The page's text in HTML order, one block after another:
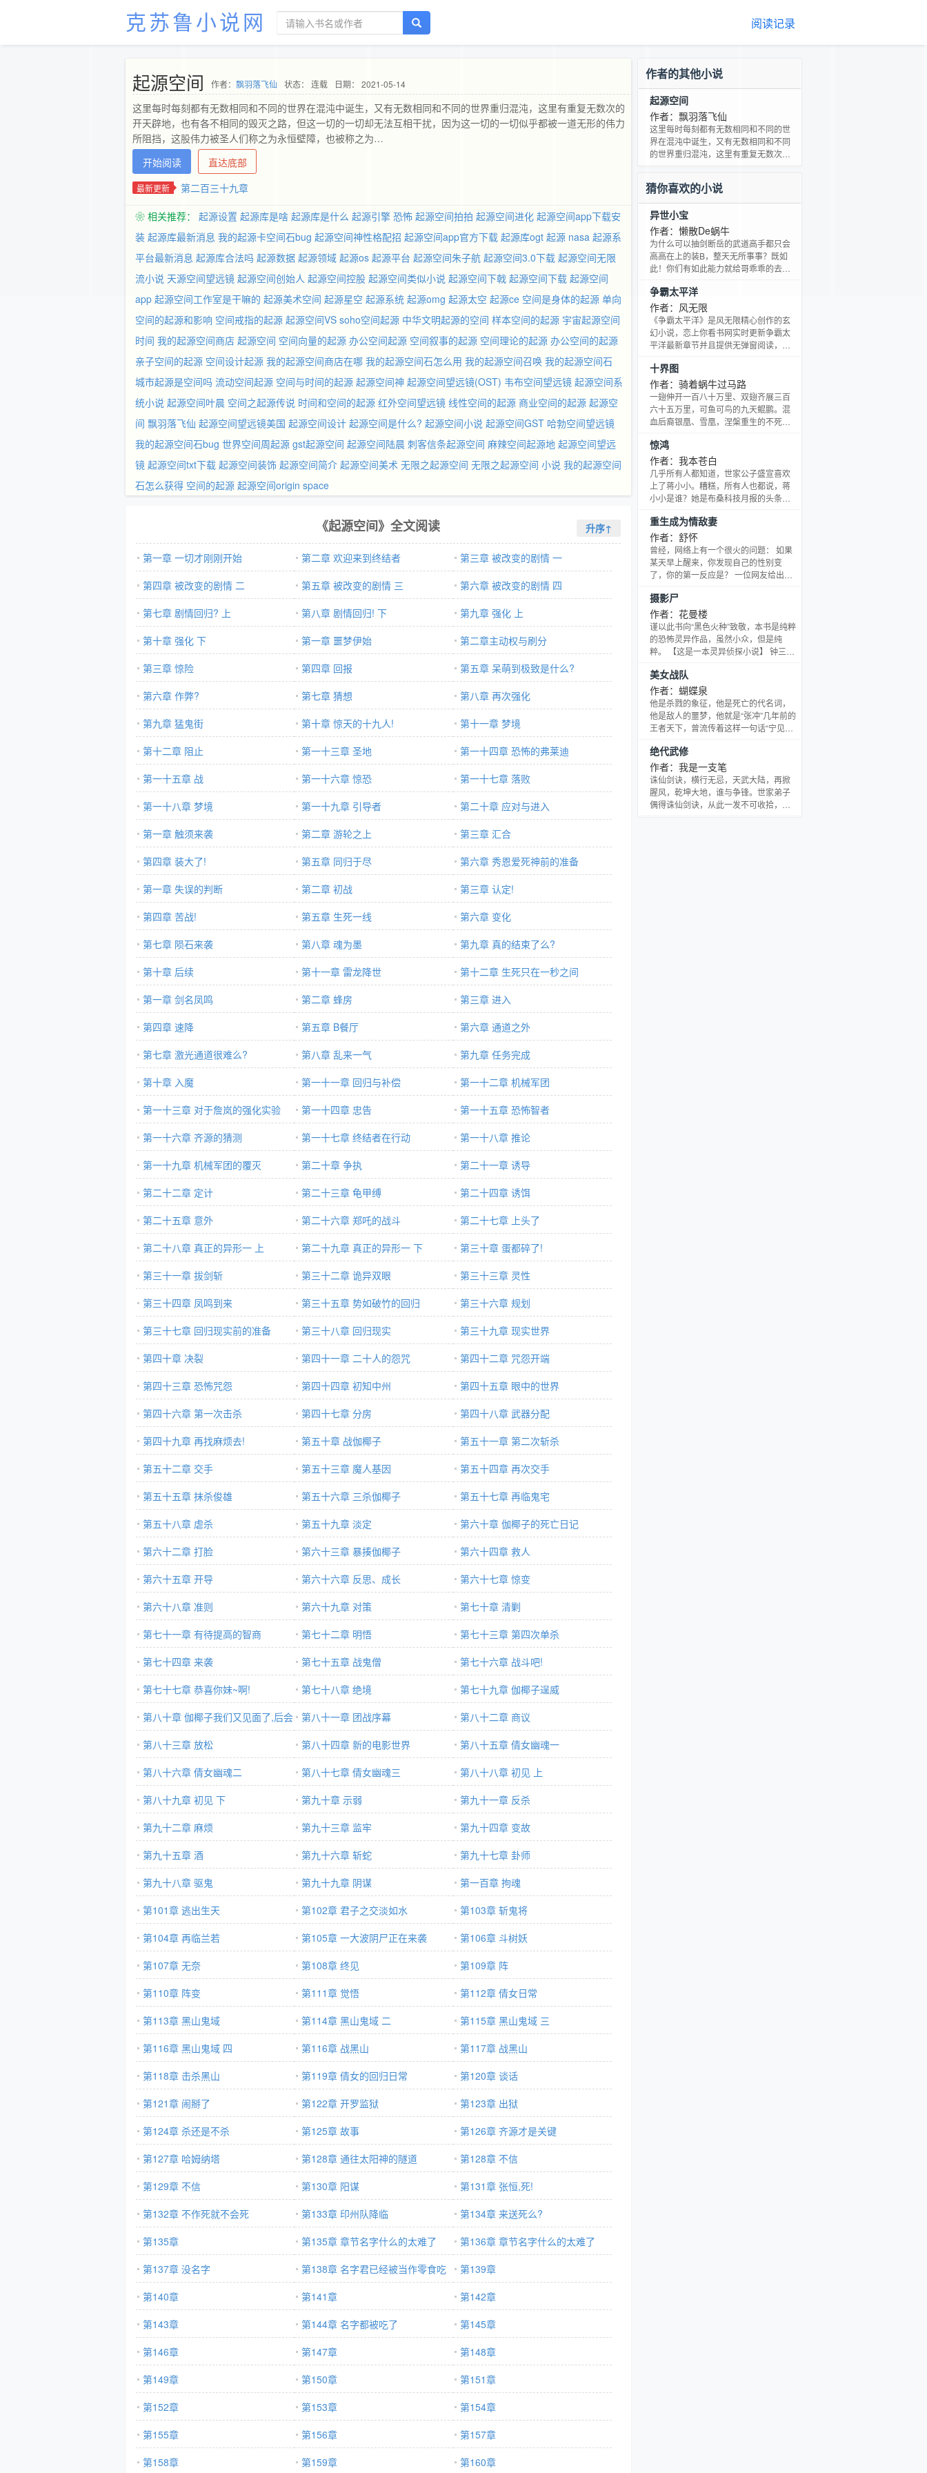
克苏鲁小说网 阅读记录
起源空间 作者： 飘羽落飞仙 状态： 连载 日期： 2021-05-14
这里每时每刻都有无数相同和不同的世界在混沌中诞生，又有无数相同和不同的世界重归混沌，这里有重复无数次的
开天辟地，也有各不相同的毁灭之路，但这一切的一切却无法互相干扰，因为这一切的一切似乎都被一道无形的伟力
所阻挡，这股伟力被圣人们称之为永恒壁障，也被称之为…
开始阅读
直达底部
最新更新 第二百三十九章
❀ 相关推荐： 起源设置 起源库是啥 起源库是什么 起源引擎 恐怖 起源空间拍拍 起源空间进化 起源空间app下载安
装 起源库最新消息 我的起源卡空间石bug 起源空间神性格配招 起源空间app官方下载 起源库ogt 起源 nasa 起源系
平台最新消息 起源库合法吗 起源数据 起源领域 起源os 起源平台 起源空间朱子航 起源空间3.0下载 起源空间无限
流小说 天源空间望远镜 起源空间创始人 起源空间控股 起源空间类似小说 起源空间下戟 起源空间下载 起源空间
app 起源空间工作室是干嘛的 起源美术空间 起源星空 起源系统 起源omg 起源太空 起源ce 空间是身体的起源 单向
空间的起源和影响 空间戒指的起源 起源空间VS soho空间起源 中华文明起源的空间 样本空间的起源 宇宙起源空间
时间 我的起源空间商店 起源空间 空间向量的起源 办公空间起源 空间叙事的起源 空间理论的起源 办公空间的起源
亲子空间的起源 空间设计起源 我的起源空间商店在哪 我的起源空间石怎么用 我的起源空间召唤 我的起源空间石
城市起源是空间吗 流动空间起源 空间与时间的起源 起源空间神 起源空间望远镜(OST) 韦布空间望远镜 起源空间系
统小说 起源空间叶晨 空间之起源传说 时间和空间的起源 红外空间望远镜 线性空间的起源 商业空间的起源 起源空
间 飘羽落飞仙 起源空间望远镜美国 起源空间设计 起源空间是什么? 起源空间小说 起源空间GST 哈勃空间望远镜
我的起源空间石bug 世界空间周起源 gst起源空间 起源空间陆晨 刺客信条起源空间 麻辣空间起源地 起源空间望远
镜 起源空间txt下载 起源空间装饰 起源空间简介 起源空间美术 无限之起源空间 无限之起源空间 小说 我的起源空间
石怎么获得 空间的起源 起源空间origin space
《起源空间》全文阅读 升序↑
第一章 一切才刚刚开始 第二章 欢迎来到终结者
第三章 被改变的剧情 一
第四章 被改变的剧情 二
第五章 被改变的剧情 三
第六章 被改变的剧情 四
第七章 剧情回归? 上
第八章 剧情回归! 下
第九章 强化 上
第十章 强化 下
第一章 噩梦伊始
第二章主动权与刷分
第三章 惊险
第四章 回报
第五章 呆萌到极致是什么?
第六章 作弊?
第七章 猜想
第八章 再次强化
第九章 猛鬼街
第十章 惊天的十九人!
第十一章 梦境
第十二章 阻止
第一十三章 圣地
第一十四章 恐怖的弗莱迪
第一十五章 战
第一十六章 惊恐
第一十七章 落败
第一十八章 梦境
第一十九章 引导者
第二十章 应对与进入
第一章 触须来袭
第二章 游轮之上
第三章 汇合
第四章 装大了!
第五章 同归于尽
第六章 秀恩爱死神前的准备
第一章 失误的判断
第二章 初战
第三章 认定!
第四章 苦战!
第五章 生死一线
第六章 变化
第七章 陨石来袭
第八章 魂为墨
第九章 真的结束了么?
第十章 后续
第十一章 雷龙降世
第十二章 生死只在一秒之间
第一章 剑名凤鸣
第二章 蜂房
第三章 进入
第四章 速降
第五章 B餐厅
第六章 通道之外
第七章 激光通道很难么?
第八章 乱来一气
第九章 任务完成
第十章 入魔
第一十一章 回归与补偿
第一十二章 机械军团
第一十三章 对于詹岚的强化实验
第一十四章 忠告
第一十五章 恐怖智者
第一十六章 齐源的猜测
第一十七章 终结者在行动
第一十八章 推论
第一十九章 机械军团的覆灭
第二十章 争执
第二十一章 诱导
第二十二章 定计
第二十三章 龟甲缚
第二十四章 诱饵
第二十五章 意外
第二十六章 郑吒的战斗
第二十七章 上头了
第二十八章 真正的异形一 上
第二十九章 真正的异形一 下
第三十章 蛋都碎了!
第三十一章 拔剑斩
第三十二章 诡异双眼
第三十三章 灵性
第三十四章 凤鸣到来
第三十五章 势如破竹的回归
第三十六章 规划
第三十七章 回归现实前的准备
第三十八章 回归现实
第三十九章 现实世界
第四十章 决裂
第四十一章 二十人的怨咒
第四十二章 咒怨开端
第四十三章 恐怖咒怨
第四十四章 初知中州
第四十五章 眼中的世界
第四十六章 第一次击杀
第四十七章 分房
第四十八章 武器分配
第四十九章 再找麻烦去!
第五十章 战伽椰子
第五十一章 第二次斩杀
第五十二章 交手
第五十三章 魔人基因
第五十四章 再次交手
第五十五章 抹杀俊雄
第五十六章 三杀伽椰子
第五十七章 再临鬼宅
第五十八章 虐杀
第五十九章 淡定
第六十章 伽椰子的死亡日记
第六十二章 打脸
第六十三章 暴揍伽椰子
第六十四章 救人
第六十五章 开导
第六十六章 反思、成长
第六十七章 惊变
第六十八章 准则
第六十九章 对策
第七十章 清剿
第七十一章 有待提高的智商
第七十二章 明悟
第七十三章 第四次单杀
第七十四章 来袭
第七十五章 战鬼僧
第七十六章 战斗吧!
第七十七章 恭喜你妹~啊!
第七十八章 绝境
第七十九章 伽椰子逞威
第八十章 伽椰子我们又见面了,后会
无期伽椰子。
第八十一章 团战序幕
第八十二章 商议
第八十三章 放松
第八十四章 新的电影世界
第八十五章 倩女幽魂一
第八十六章 倩女幽魂二
第八十七章 倩女幽魂三
第八十八章 初见 上
第八十九章 初见 下
第九十章 示弱
第九十一章 反杀
第九十二章 麻烦
第九十三章 监牢
第九十四章 变故
第九十五章 酒
第九十六章 斩蛇
第九十七章 卦师
第九十八章 驱鬼
第九十九章 阴谋
第一百章 拘魂
第101章 逃出生天
第102章 君子之交淡如水
第103章 斩鬼将
第104章 再临兰若
第105章 一大波阴尸正在来袭
第106章 斗树妖
第107章 无奈
第108章 终见
第109章 阵
第110章 阵变
第111章 觉悟
第112章 倩女日常
第113章 黑山鬼域
第114章 黑山鬼域 二
第115章 黑山鬼域 三
第116章 黑山鬼域 四
第116章 战黑山
第117章 战黑山
第118章 击杀黑山
第119章 倩女的回归日常
第120章 谈话
第121章 闹掰了
第122章 开罗监狱
第123章 出狱
第124章 杀还是不杀
第125章 故事
第126章 齐源才是关键
第127章 哈姆纳塔
第128章 通往太阳神的隧道
第128章 不信
第129章 不信
第130章 阳谋
第131章 张恒,死!
第132章 不作死就不会死
第133章 印州队降临
第134章 来送死么?
第135章
第135章 章节名字什么的太难了
第136章 章节名字什么的太难了
第137章 没名字
第138章 名字君已经被当作零食吃
掉了
第139章
第140章
第141章
第142章
第143章
第144章 名字都被吃了
第145章
第146章
第147章
第148章
第149章
第150章
第151章
第152章
第153章
第154章
第155章
第156章
第157章
第158章
第159章 第160章
作者的其他小说
起源空间
作者：飘羽落飞仙
这里每时每刻都有无数相同和不同的世
界在混沌中诞生，又有无数相同和不同
的世界重归混沌，这里有重复无数次的
这一切的一切似乎都被一道无形的伟力
所阻挡，这股伟力被圣人们称之为永恒
壁障，也被称之为…
猜你喜欢的小说
异世小宝
作者：懒散De蜗牛
为什么可以抽剑断岳的武道高手都只会
高高在上的装B，整天无所事事？既如
此！你们有如此能力就给哥乖乖的去开
那无聊的时间吧！为什么能力莫测的魔
法师天天想着的都只有战斗？既如此！
你们就用魔法去改善大家的生活吧！当
各种绝顶武道高手成为了各种高级技
师，当各种超级魔法天才们成为了研究
会发生什么样的变化呢！想到这里，韦
小宝露出了邪恶的微笑！应该很
争霸太平洋
作者：风无限
《争霸太平洋》是风无限精心创作的玄
幻小说，恋上你看书网实时更新争霸太
平洋最新章节并且提供无弹窗阅读，书
恋上你看书网赞同或者支持争霸太平洋
读者的观点。
十界图
作者：骑着蜗牛过马路
一翅伸开一百八十万里、双翅齐展三百
六十五万里，可鱼可鸟的九天鲲鹏。混
血后裔银凰、雪凰，涅槃重生的不死神
携带着毁灭万物之神威的十二祖巫……
这里无奇不有，这是一个广博的神秘世
界。李灵飞，他站在黑色鬓毛的巨龙头
顶之上，遨…
惊鸿
作者：我本苍白
几乎所有人都知道，世家公子盛宣喜欢
上了蒋小小。糟糕，所有人也都说，蒋
小小是谁？她是布桑科技月报的头条，
小每分钟脸上的神情似乎都在说：你们
这群愚蠢的人类。一句话简介：我对你
的所有爱意，皆是因为惊鸿一瞥。同一
系列的文，已完结： 我的专栏，寂寞如
血求人包养：作者有话说：1、每晚九点
会在作者有话说提前说明。2、本文主要
为蒋小小的故事，但是
重生成为情敌妻
作者：舒怀
曾经，网络上有一个很火的问题： 如果
某天早上醒来，你发现自己的性别变
了，你的第一反应是？ 一位网友给出了
爽！ 苏简记得，当时看到这回复的时
候，自己极其惊艳地拍案叫绝：好兄
弟，讲义气！ 而如今，车祸重生的“他”
面对曾经的情敌如今的老公安以泽，却
只能极其蛋疼地惊震悲悚愤：尼玛！卧
使用有误，因为可怜的苏简同学，已经
没有蛋了。 日更，
摄影尸
作者：花曼楼
谨以此书向“黑色火种”致敬，本书是纯粹
的恐怖灵异作品，虽然小众，但是纯
粹。 【这是一本灵异侦探小说】 钟三郎
己在工作中不断的遇到各种奇怪的事
情，自己的身世，身边的女孩，还有经
常出现的“幻觉”。 他的生活开始变化，
他自己的身体也开始变化，直到有一
天，他终于发现…… 黑暗和光明之中，
在暗中厮杀，看起来正常的灾难还有恐
怖的杀人事件，
美女战队
作者：蝴蝶泉
他是杀戮的象征，他是死亡的代名词，
他是敌人的噩梦，他就是“张冲”几年前的
王者天下，曾流传着这样一句话“宁见阎
罗军团所向披靡，即将登顶这片奇异大
陆的顶峰…… 然而兄弟的背叛，让他失
去了一切，他落寞过、他萎靡过、他颓
废过、命运的轮回让他遇到了她，带着
对兄弟的牵挂，他再次回到‘王者归来’，
绝代武修
作者：我是一支笔
诛仙剑诀，横行无忌，天武大陆，再掀
腥风，乾坤大地，谁与争锋。世家弟子
偶得诛仙剑诀，从此一发不可收拾，江